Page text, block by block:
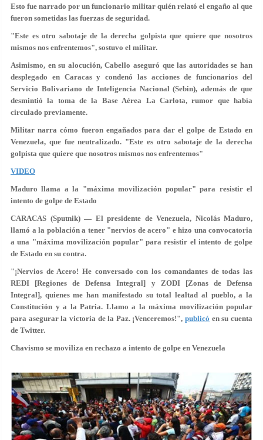
Esto fue narrado por un funcionario militar quién relató el engaño al que
fueron sometidas las fuerzas de seguridad.
"Este es otro sabotaje de la derecha golpista que quiere que nosotros
mismos nos enfrentemos", sostuvo el militar.
Asimismo, en su alocución, Cabello aseguró que las autoridades se han
desplegado en Caracas y condenó las acciones de funcionarios del
Servicio Bolivariano de Inteligencia Nacional (Sebin), además de que
desmintió la toma de la Base Aérea La Carlota, rumor que había
circulado previamente.
Militar narra cómo fueron engañados para dar el golpe de Estado en
Venezuela, que fue neutralizado. "Este es otro sabotaje de la derecha
golpista que quiere que nosotros mismos nos enfrentemos"
VIDEO
Maduro llama a la "máxima movilización popular" para resistir el
intento de golpe de Estado
CARACAS (Sputnik) — El presidente de Venezuela, Nicolás Maduro,
llamó a la población a tener "nervios de acero" e hizo una convocatoria
a una "máxima movilización popular" para resistir el intento de golpe
de Estado en su contra.
"¡Nervios de Acero! He conversado con los comandantes de todas las
REDI [Regiones de Defensa Integral] y ZODI [Zonas de Defensa
Integral], quienes me han manifestado su total lealtad al pueblo, a la
Constitución y a la Patria. Llamo a la máxima movilización popular
para asegurar la victoria de la Paz. ¡Venceremos!",publicó en su cuenta
de Twitter.
Chavismo se moviliza en rechazo a intento de golpe en Venezuela